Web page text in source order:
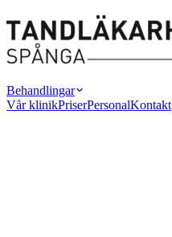
Behandlingar
Vår klinikPriserPersonalKontakt